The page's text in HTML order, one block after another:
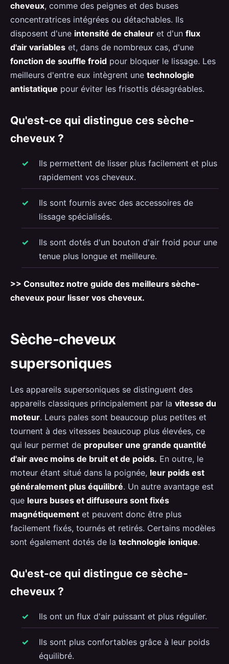
cheveux, comme des peignes et des buses
concentratrices intégrées ou détachables. Ils
disposent d'une intensité de chaleur et d'un flux
d'air variables et, dans de nombreux cas, d'une
fonction de souffle froid pour bloquer le lissage. Les
meilleurs d'entre eux intègrent une technologie
antistatique pour éviter les frisottis désagréables.
Qu'est-ce qui distingue ces sèche-
cheveux ?
Ils permettent de lisser plus facilement et plus
rapidement vos cheveux.
Ils sont fournis avec des accessoires de
lissage spécialisés.
Ils sont dotés d'un bouton d'air froid pour une
tenue plus longue et meilleure.
>> Consultez notre guide des meilleurs sèche-
cheveux pour lisser vos cheveux.
Sèche-cheveux
supersoniques
Les appareils supersoniques se distinguent des
appareils classiques principalement par la vitesse du
moteur. Leurs pales sont beaucoup plus petites et
tournent à des vitesses beaucoup plus élevées, ce
qui leur permet de propulser une grande quantité
d'air avec moins de bruit et de poids. En outre, le
moteur étant situé dans la poignée, leur poids est
généralement plus équilibré. Un autre avantage est
que leurs buses et diffuseurs sont fixés
magnétiquement et peuvent donc être plus
facilement fixés, tournés et retirés. Certains modèles
sont également dotés de la technologie ionique.
Qu'est-ce qui distingue ce sèche-
cheveux ?
Ils ont un flux d'air puissant et plus régulier.
Ils sont plus confortables grâce à leur poids
équilibré.